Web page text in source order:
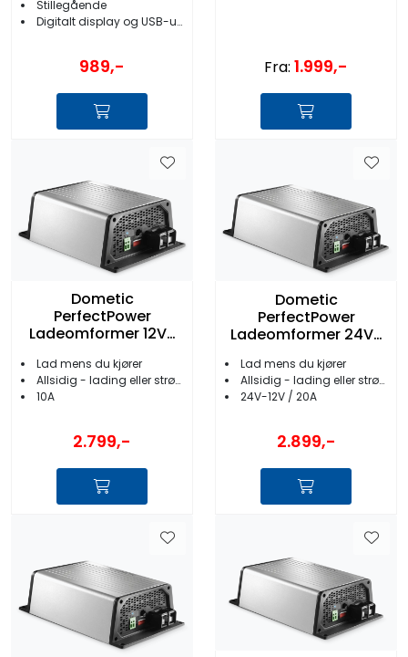
Stillegående
Digitalt display og USB-uttak
989,- Fra: 1.999,-
Dometic
PerfectPower
Ladeomformer 12V-
Lad mens du kjører
Allsidig - lading eller strøm
10A
2.799,-
Dometic
PerfectPower
Ladeomformer 24V-
Lad mens du kjører
Allsidig - lading eller strøm
24V-12V / 20A
2.899,-